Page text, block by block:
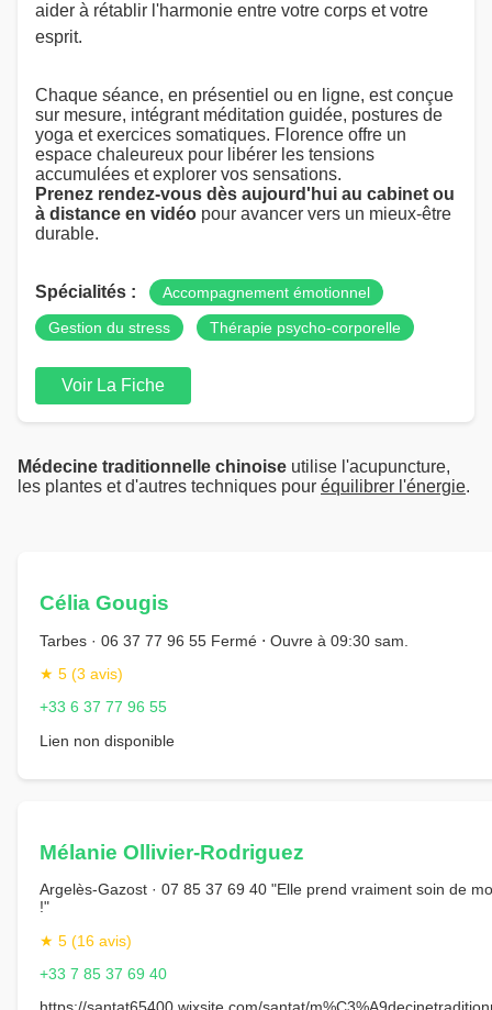
aider à rétablir l'harmonie entre votre corps et votre
esprit.
Chaque séance, en présentiel ou en ligne, est conçue
sur mesure, intégrant méditation guidée, postures de
yoga et exercices somatiques. Florence offre un
espace chaleureux pour libérer les tensions
accumulées et explorer vos sensations.
Prenez rendez-vous dès aujourd'hui au cabinet ou
à distance en vidéo pour avancer vers un mieux-être
durable.
Spécialités :
Accompagnement émotionnel
Gestion du stress
Thérapie psycho-corporelle
Voir La Fiche
Médecine traditionnelle chinoise utilise l'acupuncture,
les plantes et d'autres techniques pour équilibrer l'énergie.
Célia Gougis
Tarbes · 06 37 77 96 55 Fermé ⋅ Ouvre à 09:30 sam.
★ 5 (3 avis)
+33 6 37 77 96 55
Lien non disponible
Mélanie Ollivier-Rodriguez
Argelès-Gazost · 07 85 37 69 40 "Elle prend vraiment soin de
!"
★ 5 (16 avis)
+33 7 85 37 69 40